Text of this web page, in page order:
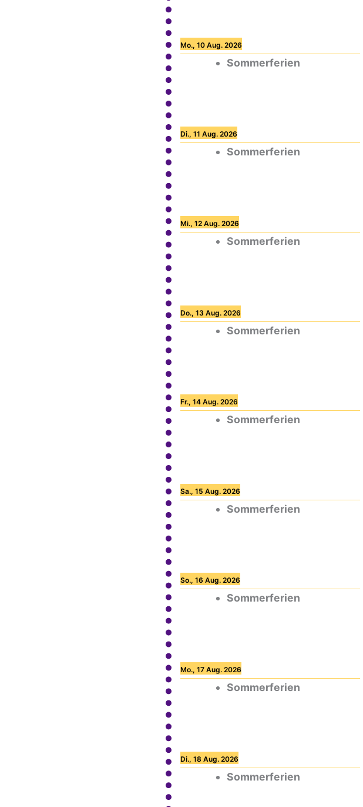
Mo., 10 Aug. 2026
Sommerferien
Di., 11 Aug. 2026
Sommerferien
Mi., 12 Aug. 2026
Sommerferien
Do., 13 Aug. 2026
Sommerferien
Fr., 14 Aug. 2026
Sommerferien
Sa., 15 Aug. 2026
Sommerferien
So., 16 Aug. 2026
Sommerferien
Mo., 17 Aug. 2026
Sommerferien
Di., 18 Aug. 2026
Sommerferien